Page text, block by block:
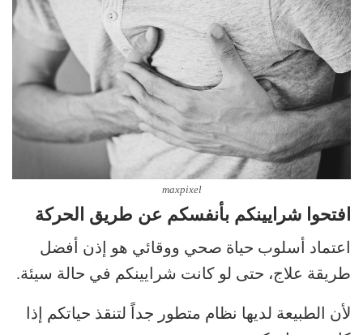
maxpixel
افتحوا شرايينكم بأنفسكم عن طريق الحركة
اعتماد أسلوب حياة صحي ووقائي هو إذن أفضل
طريقة علاج، حتى لو كانت شرايينكم في حالة سيئة.
لأن الطبيعة لديها نظام متطور جداً لتنقذ حياتكم إذا